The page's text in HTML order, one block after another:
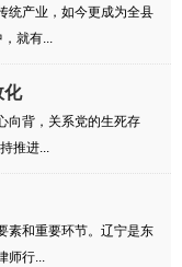
统产业，如今更成为全县
就有...
化
向背，关系党的生死存
推进...
素和重要环节。辽宁是东
师行...